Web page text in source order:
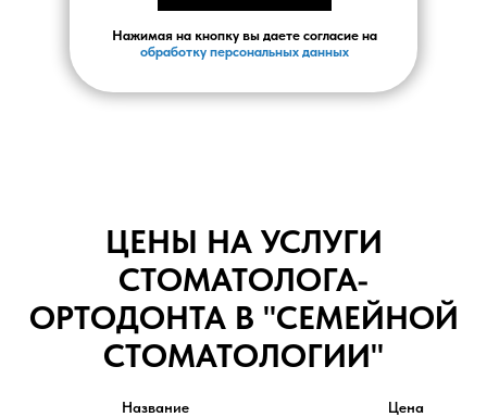
Нажимая на кнопку вы даете согласие на
обработку персональных данных
ЦЕНЫ НА УСЛУГИ
СТОМАТОЛОГА-
ОРТОДОНТА В "СЕМЕЙНОЙ
СТОМАТОЛОГИИ"
Название Цена